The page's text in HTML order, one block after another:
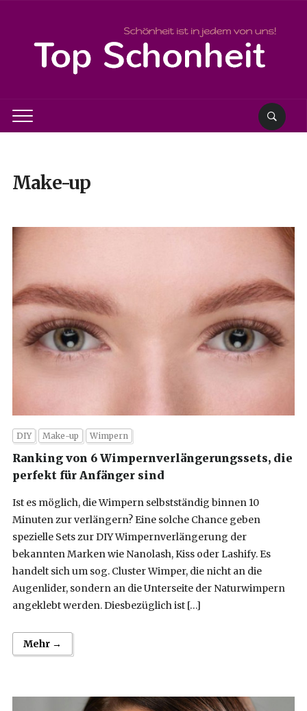
Make-up
DIY Make-up Wimpern
Ranking von 6 Wimpernverlängerungssets, die
perfekt für Anfänger sind
Ist es möglich, die Wimpern selbstständig binnen 10
Minuten zur verlängern? Eine solche Chance geben
spezielle Sets zur DIY Wimpernverlängerung der
bekannten Marken wie Nanolash, Kiss oder Lashify. Es
handelt sich um sog. Cluster Wimper, die nicht an die
Augenlider, sondern an die Unterseite der Naturwimpern
angeklebt werden. Diesbezüglich ist […]
Mehr →